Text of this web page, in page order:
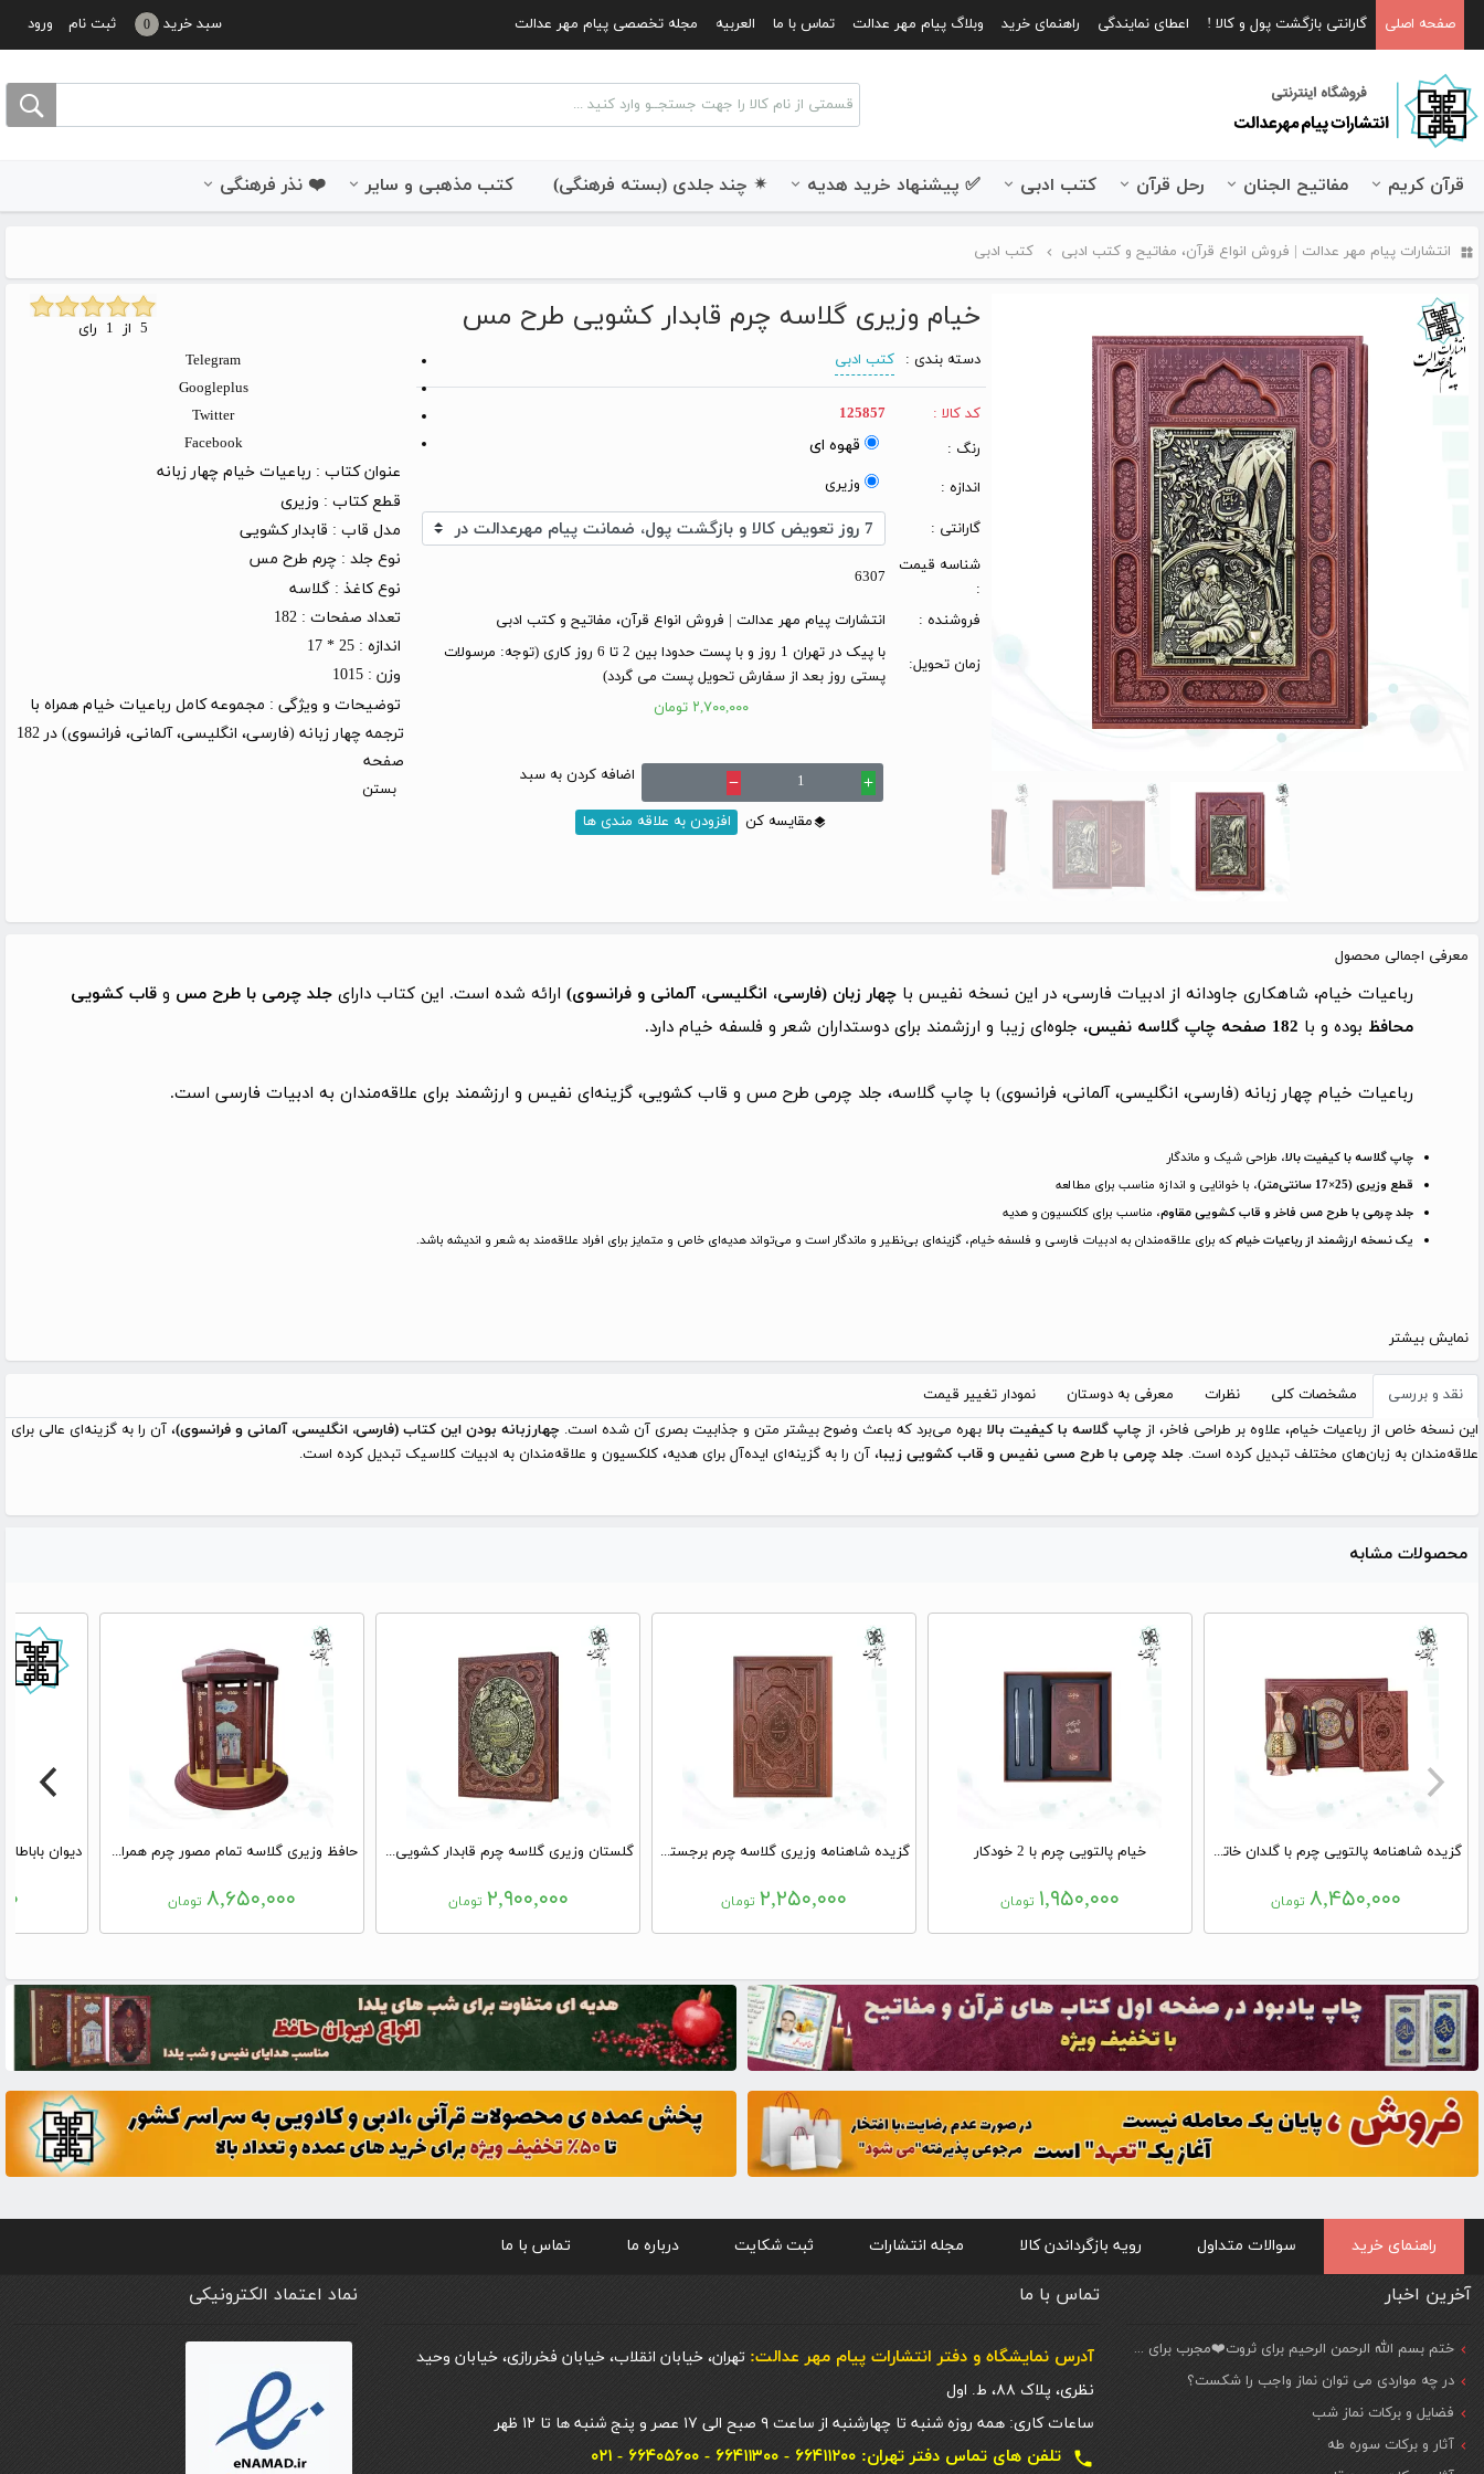
ورود ثبت نام سبد خرید 0 صفحه اصلی گارانتی بازگشت پول و کالا ! اعطای نمایندگی راهنمای خرید وبلاگ پیام مهر عدالت تماس با ما العربیه مجله تخصصی پیام مهر عدالت
قرآن کریم مفاتیح الجنان رحل قرآن کتب ادبی ✅ پیشنهاد خرید هدیه ✴ چند جلدی (بسته فرهنگی) کتب مذهبی و سایر ❤️ نذر فرهنگی
انتشارات پیام مهر عدالت | فروش انواع قرآن، مفاتیح و کتب ادبی کتب ادبی
خیام وزیری گلاسه چرم قابدار کشویی طرح مس
دسته بندی :
کتب ادبی
کد کالا :
125857
رنگ :
قهوه ای
اندازه : وزیری
گارانتی :
شناسه قیمت
:
6307
فروشنده : انتشارات پیام مهر عدالت | فروش انواع قرآن، مفاتیح و کتب ادبی
زمان تحویل:
با پیک در تهران 1 روز و با پست حدودا بین 2 تا 6 روز کاری (توجه: مرسولات
پستی روز بعد از سفارش تحویل پست می گردد)
۲,۷۰۰,۰۰۰ تومان
add
remove اضافه کردن به سبد
مقایسه کن افزودن به علاقه مندی ها
Telegram
Googleplus
Twitter
Facebook
عنوان کتاب : رباعیات خیام چهار زبانه
قطع کتاب : وزیری
مدل قاب : قابدار کشویی
نوع جلد :چرم طرح مس
نوع کاغذ :گلاسه
تعداد صفحات :182
اندازه :25 * 17
وزن :1015
توضیحات و ویژگی : مجموعه کامل رباعیات خیام همراه با
ترجمه چهار زبانه (فارسی، انگلیسی، آلمانی، فرانسوی) در 182
صفحه
بستن
معرفی اجمالی محصول
رباعیات خیام، شاهکاری جاودانه از ادبیات فارسی، در این نسخه نفیس با چهار زبان (فارسی، انگلیسی، آلمانی و فرانسوی) ارائه شده است. این کتاب دارای جلد چرمی با طرح مس و قاب کشویی
محافظ بوده و با 182 صفحه چاپ گلاسه نفیس ، جلوه‌ای زیبا و ارزشمند برای دوستداران شعر و فلسفه خیام دارد.
رباعیات خیام چهار زبانه (فارسی، انگلیسی، آلمانی، فرانسوی) با چاپ گلاسه، جلد چرمی طرح مس و قاب کشویی، گزینه‌ای نفیس و ارزشمند برای علاقه‌مندان به ادبیات فارسی است.
چاپ گلاسه با کیفیت بالا، طراحی شیک و ماندگار
قطع وزیری (25×17 سانتی‌متر)
، با خوانایی و اندازه مناسب برای مطالعه
جلد چرمی با طرح مس فاخر و قاب کشویی مقاوم، مناسب برای کلکسیون و هدیه
یک نسخه ارزشمند از رباعیات خیامکه برای علاقه‌مندان به ادبیات فارسی و فلسفه خیام، گزینه‌ای بی‌نظیر و ماندگار است و می‌تواند هدیه‌ای خاص و متمایز برای افراد علاقه‌مند به شعر و اندیشه باشد.
نمایش بیشتر
نقد و بررسی مشخصات کلی نظرات معرفی به دوستان
نمودار تغییر قیمت
این نسخه خاص از رباعیات خیام، علاوه بر طراحی فاخر، از چاپ گلاسه با کیفیت بالا بهره می‌برد که باعث وضوح بیشتر متن و جذابیت بصری آن شده است. چهارزبانه بودن این کتاب (فارسی، انگلیسی، آلمانی و فرانسوی)، آن را به گزینه‌ای عالی برای
علاقه‌مندان به زبان‌های مختلف تبدیل کرده است. جلد چرمی با طرح مسی نفیس و قاب کشویی زیبا، آن را به گزینه‌ای ایده‌آل برای هدیه، کلکسیون و علاقه‌مندان به ادبیات کلاسیک تبدیل کرده است.
محصولات مشابه
گزیده شاهنامه پالتویی چرم با گلدان خاتم و خودکار و روان نویس
۸,۴۵۰,۰۰۰تومان
خیام پالتویی چرم با 2 خودکار
۱,۹۵۰,۰۰۰ تومان
گزیده شاهنامه وزیری گلاسه چرم برجسته لبچاپ بدون قاب
۲,۲۵۰,۰۰۰ تومان
گلستان وزیری گلاسه چرم قابدار کشویی برجسته پلاک فلزی طرح مس
۲,۹۰۰,۰۰۰ تومان
حافظ وزیری گلاسه تمام مصور چرم همراه با تندیس مقبره
۸,۶۵۰,۰۰۰ تومان
راهنمای خرید سوالات متداول رویه بازگرداندن کالا مجله انتشارات ثبت شکایت درباره ما تماس با ما
آخرین اخبار
ختم بسم الله الرحمن الرحیم برای ثروت❤️مجرب برای حاجات مهم و فوری
در چه مواردی می توان نماز واجب را شکست؟
فضایل و برکات نماز شب
آثار و برکات سوره طه
تماس با ما
آدرس نمایشگاه و دفتر انتشارات پيام مهر عدالت: تهران، خیابان انقلاب، خیابان فخررازی، خیابان وحید
نظری، پلاک ۸۸، ط. اول
ساعات کاری: همه روزه شنبه تا چهارشنبه از ساعت ۹ صبح الی ۱۷ عصر و پنج شنبه ها تا ۱۲ ظهر
local_phone تلفن های تماس دفتر تهران: ۶۶۴۱۱۲۰۰ - ۶۶۴۱۱۳۰۰ - ۶۶۴۰۵۶۰۰ - ۰۲۱
نماد اعتماد الکترونیکی